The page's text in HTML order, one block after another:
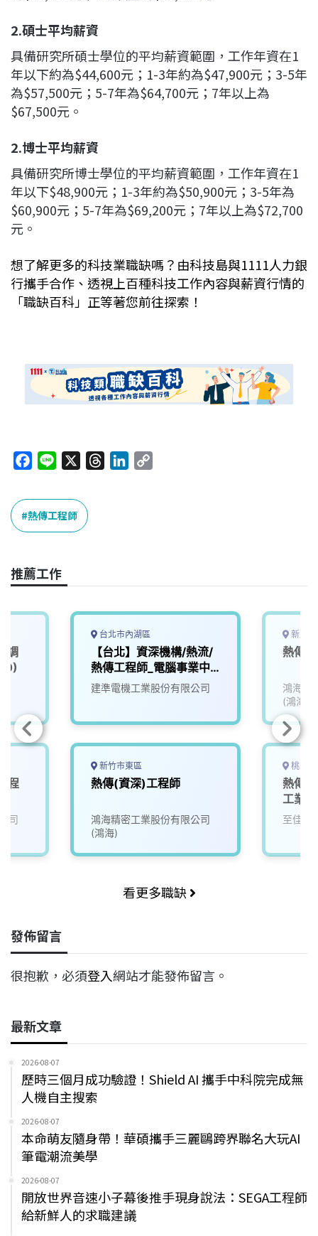
2.碩士平均薪資
具備研究所碩士學位的平均薪資範圍，工作年資在1
年以下約為$44,600元；1-3年約為$47,900元；3-5年
為$57,500元；5-7年為$64,700元；7年以上為
$67,500元。
2.博士平均薪資
具備研究所博士學位的平均薪資範圍，工作年資在1
年以下$48,900元；1-3年約為$50,900元；3-5年為
$60,900元；5-7年為$69,200元；7年以上為$72,700
元。
想了解更多的科技業職缺嗎？由科技島與1111人力銀
行攜手合作、透視上百種科技工作內容與薪資行情的
「職缺百科」正等著您前往探索！
c
e
b
o
k
n
e
n
k
熱傳工程師
推薦工作
調
程
司
台北市內湖區
【台北】資深機構/熱流/
熱傳工程師_電腦事業中
心
建準電機工業股份有限公司
新竹市東區
熱傳(資深)工程師
鴻海精密工業股份有限公司
(鴻海)
新北
熱傳
鴻海精
(鴻海)
桃園
熱傳
工業
至佳電
看更多職缺
發佈留言
很抱歉，必須登入網站才能發佈留言。
最新文章
2026-08-07
歷時三個月成功驗證！Shield AI 攜手中科院完成無
人機自主搜索
2026-08-07
本命萌友隨身帶！華碩攜手三麗鷗跨界聯名大玩AI
筆電潮流美學
2026-08-07
開放世界音速小子幕後推手現身說法：SEGA工程師
給新鮮人的求職建議